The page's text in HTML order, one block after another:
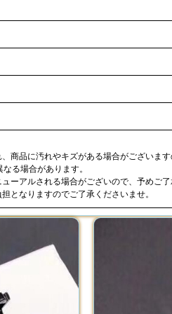
品に汚れやキズがある場合がございます
る場合があります。
ーアルされる場合がございので、予めご了
となりますのでご了承くださいませ。